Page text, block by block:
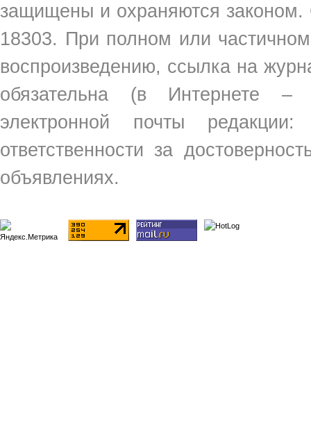
защищены и охраняются
18303. При полном или
воспроизведению, ссылка на
обязательна (в Интернете
электронной почты
ответственности за
объявлениях.